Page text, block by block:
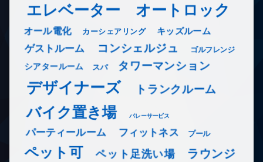
エレベーター オートロック
オール電化 カーシェアリング キッズルーム
ゲストルーム コンシェルジュ ゴルフレンジ
シアタールーム スパ タワーマンション
デザイナーズ トランクルーム
バイク置き場 バレーサービス
パーティールーム フィットネス プール
ペット可 ペット足洗い場 ラウンジ